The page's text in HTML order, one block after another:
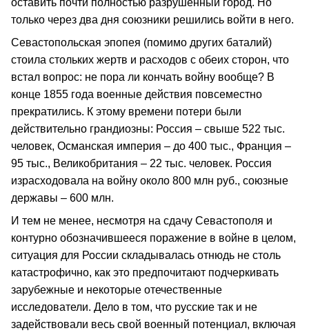
оставить почти полностью разрушенный город. Но
только через два дня союзники решились войти в него.
Севастопольская эпопея (помимо других баталий)
стоила стольких жертв и расходов с обеих сторон, что
встал вопрос: не пора ли кончать войну вообще? В
конце 1855 года военные действия повсеместно
прекратились. К этому времени потери были
действительно грандиозны: Россия – свыше 522 тыс.
человек, Османская империя – до 400 тыс., Франция –
95 тыс., Великобритания – 22 тыс. человек. Россия
израсходовала на войну около 800 млн руб., союзные
державы – 600 млн.
И тем не менее, несмотря на сдачу Севастополя и
контурно обозначившееся поражение в войне в целом,
ситуация для России складывалась отнюдь не столь
катастрофично, как это предпочитают подчеркивать
зарубежные и некоторые отечественные
исследователи. Дело в том, что русские так и не
задействовали весь свой военный потенциал, включая